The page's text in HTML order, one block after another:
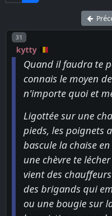
Post number
31
kytty
Quand il faudra te
connais le moyen
n'importe quoi et
Ligottée sur une
pieds, les poignets
bascule la chaise
une chèvre te
vient des
des brigands qui
ou une bougie sur